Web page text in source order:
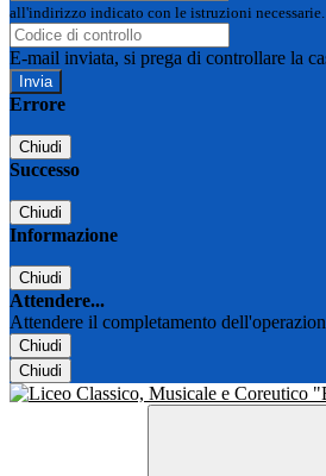
all'indirizzo indicato con le istruzioni necessarie.
E-mail inviata, si prega di controllare la
Errore
Chiudi
Successo
Chiudi
Informazione
Chiudi
Attendere...
Attendere il completamento
Chiudi
Chiudi